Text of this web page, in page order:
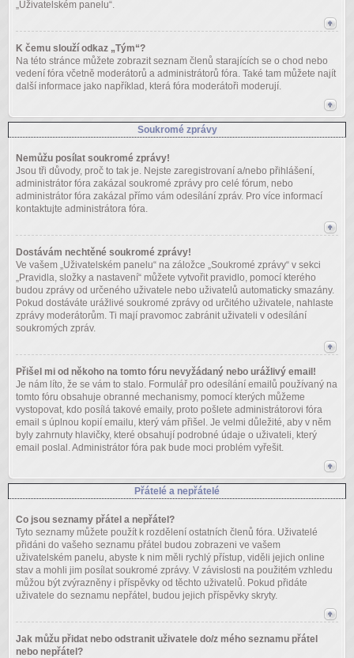
„Uživatelském panelu“.
K čemu slouží odkaz „Tým“?
Na této stránce můžete zobrazit seznam členů starajících se o chod nebo
vedení fóra včetně moderátorů a administrátorů fóra. Také tam můžete najít
další informace jako například, která fóra moderátoři moderují.
Soukromé zprávy
Nemůžu posílat soukromé zprávy!
Jsou tři důvody, proč to tak je. Nejste zaregistrovaní a/nebo přihlášení,
administrátor fóra zakázal soukromé zprávy pro celé fórum, nebo
administrátor fóra zakázal přímo vám odesílání zpráv. Pro více informací
kontaktujte administrátora fóra.
Dostávám nechtěné soukromé zprávy!
Ve vašem „Uživatelském panelu“ na záložce „Soukromé zprávy“ v sekci
„Pravidla, složky a nastavení“ můžete vytvořit pravidlo, pomocí kterého
budou zprávy od určeného uživatele nebo uživatelů automaticky smazány.
Pokud dostáváte urážlivé soukromé zprávy od určitého uživatele, nahlaste
zprávy moderátorům. Ti mají pravomoc zabránit uživateli v odesílání
soukromých zpráv.
Přišel mi od někoho na tomto fóru nevyžádaný nebo urážlivý email!
Je nám líto, že se vám to stalo. Formulář pro odesílání emailů používaný na
tomto fóru obsahuje obranné mechanismy, pomocí kterých můžeme
vystopovat, kdo posílá takové emaily, proto pošlete administrátorovi fóra
email s úplnou kopií emailu, který vám přišel. Je velmi důležité, aby v něm
byly zahrnuty hlavičky, které obsahují podrobné údaje o uživateli, který
email poslal. Administrátor fóra pak bude moci problém vyřešit.
Přátelé a nepřátelé
Co jsou seznamy přátel a nepřátel?
Tyto seznamy můžete použít k rozdělení ostatních členů fóra. Uživatelé
přidáni do vašeho seznamu přátel budou zobrazeni ve vašem
uživatelském panelu, abyste k nim měli rychlý přístup, viděli jejich online
stav a mohli jim posílat soukromé zprávy. V závislosti na použitém vzhledu
můžou být zvýrazněny i příspěvky od těchto uživatelů. Pokud přidáte
uživatele do seznamu nepřátel, budou jejich příspěvky skryty.
Jak můžu přidat nebo odstranit uživatele do/z mého seznamu přátel
nebo nepřátel?